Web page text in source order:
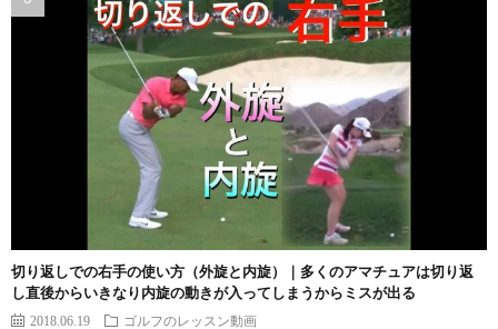
切り返しでの右手の使い方（外旋と内旋）｜多くのアマチュアは切り返
し直後からいきなり内旋の動きが入ってしまうからミスが出る
2018.06.19 ゴルフのレッスン動画